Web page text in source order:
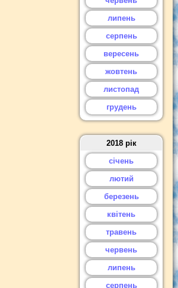
липень
серпень
вересень
жовтень
листопад
грудень
2018 рік
січень
лютий
березень
квітень
травень
червень
липень
серпень